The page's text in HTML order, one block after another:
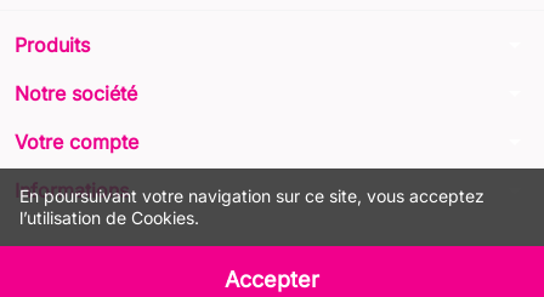
En poursuivant votre navigation sur ce site, vous acceptez
l’utilisation de Cookies.
Accepter
Produits
Notre société
Votre compte
Informations
© 2026 - LIQUA Online™